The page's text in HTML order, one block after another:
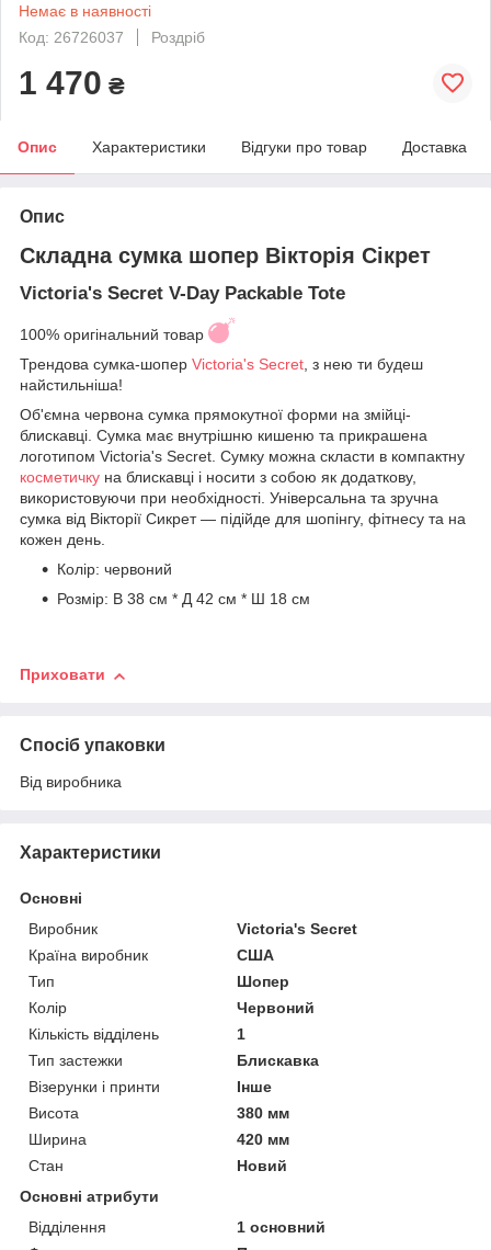
Немає в наявності
Код: 26726037
Роздріб
1 470 ₴
Опис Характеристики Відгуки про товар Доставка
Опис
Складна сумка шопер Вікторія Сікрет
Victoria's Secret V-Day Packable Tote
100% оригінальний товар
Трендова сумка-шопер Victoria's Secret, з нею ти будеш
найстильніша!
Об'ємна червона сумка прямокутної форми на змійці-
блискавці. Сумка має внутрішню кишеню та прикрашена
логотипом Victoria's Secret. Сумку можна скласти в компактну
косметичку на блискавці і носити з собою як додаткову,
використовуючи при необхідності. Універсальна та зручна
сумка від Вікторії Сикрет — підійде для шопінгу, фітнесу та на
кожен день.
Колір: червоний
Розмір: В 38 см * Д 42 см * Ш 18 см
Приховати
Спосіб упаковки
Від виробника
Характеристики
Основні
Виробник
Victoria's Secret
Країна виробник
США
Тип
Шопер
Колір
Червоний
Кількість відділень
1
Тип застежки
Блискавка
Візерунки і принти
Інше
Висота
380 мм
Ширина
420 мм
Стан
Новий
Основні атрибути
Відділення
1 основний